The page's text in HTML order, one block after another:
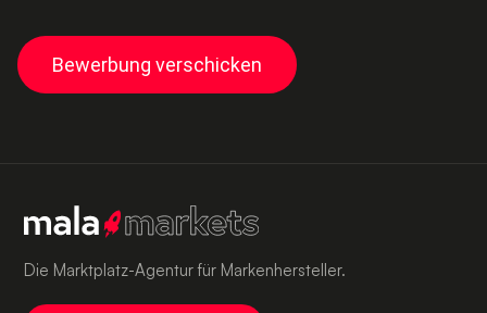
Bewerbung verschicken
Die Marktplatz-Agentur für Markenhersteller.